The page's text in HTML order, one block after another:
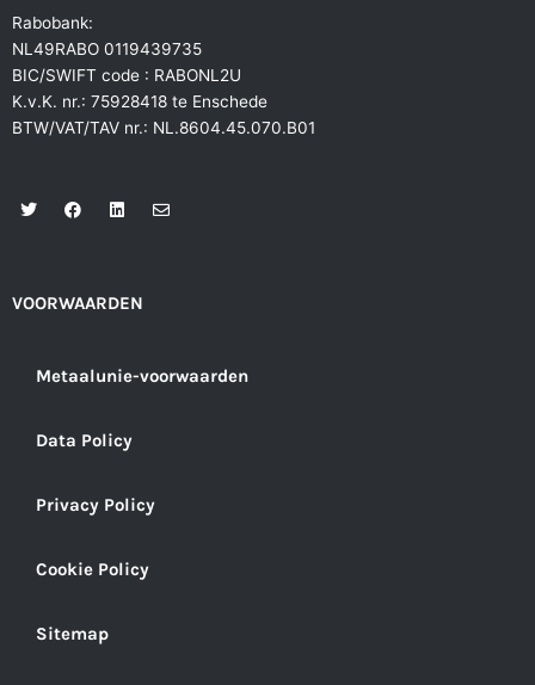
Rabobank:
NL49RABO 0119439735
BIC/SWIFT code : RABONL2U
K.v.K. nr.: 75928418 te Enschede
BTW/VAT/TAV nr.: NL.8604.45.070.B01
T
w
r
F
a
o
L
i
i
E
n
VOORWAARDEN
Metaalunie-voorwaarden
Data Policy
Privacy Policy
Cookie Policy
Sitemap